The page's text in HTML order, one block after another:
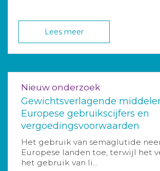
Lees meer
Nieuw onderzoek
Gewichtsverlagende
Europese gebruikscijfers en
vergoedingsvoorwaarden
Het gebruik van semaglutide
Europese landen toe, terwijl het
het gebruik van li...